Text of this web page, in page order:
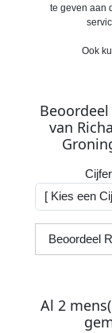
te geven aan
Ook
Beoordeel
van
Beoordeel
Al 2